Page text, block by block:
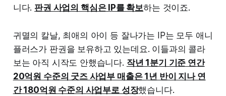
니다. 판권 사업의 핵심은 IP를 확보하는 것이죠.
귀멸의 칼날, 최애의 아이 등 잘나가는 IP는 모두 애니
플러스가 판권을 보유하고 있는데요. 이들과의 콜라
보는 아직 시작도 안했습니다. 작년 1분기 기준 연간
20억원 수준의 굿즈 사업부 매출은 1년 반이 지나 연
간 180억원 수준의 사업부로 성장했습니다.